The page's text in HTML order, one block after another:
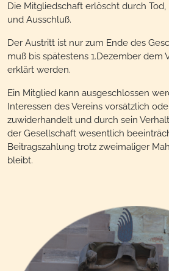
Die Mitgliedschaft erlöscht durch
und Ausschluß.
Der Austritt ist nur zum Ende des
muß bis spätestens 1.Dezember dem
erklärt werden.
Ein Mitglied kann ausgeschlossen
Interessen des Vereins vorsätzlich
zuwiderhandelt und durch sein
der Gesellschaft wesentlich
Beitragszahlung trotz zweimaliger
bleibt.